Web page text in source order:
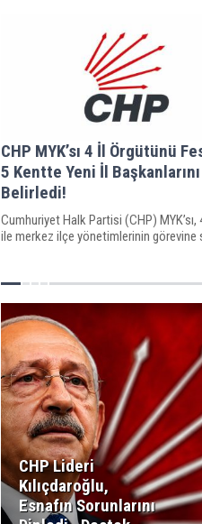
CHP MYK’sı 4 İl Örgütünü
5 Kentte Yeni İl Başkanlarını
Belirledi!
Cumhuriyet Halk Partisi (CHP) MYK’sı,
ile merkez ilçe yönetimlerinin görevine
CHP Lideri
Kılıçdaroğlu,
Esnafın Sorunlarını